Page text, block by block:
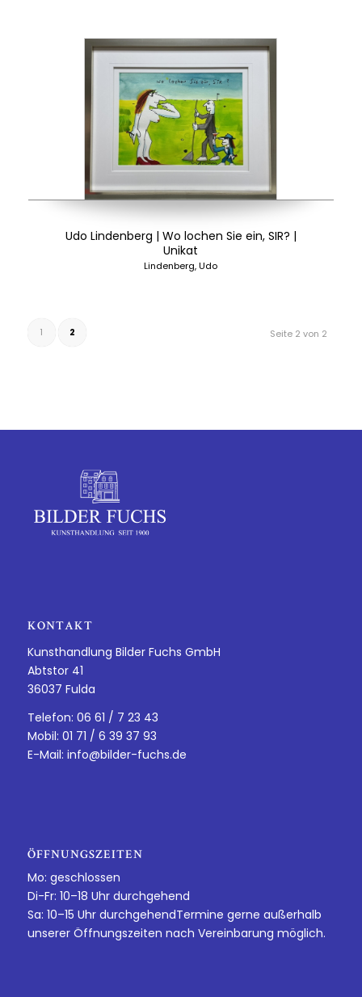
Udo Lindenberg | Wo lochen Sie ein, SIR? |
Unikat
Lindenberg, Udo
Seite 2 von 2
1 2
KONTAKT
Kunsthandlung Bilder Fuchs GmbH
Abtstor 41
36037 Fulda
Telefon: 06 61 / 7 23 43
Mobil: 01 71 / 6 39 37 93
E-Mail: info@bilder-fuchs.de
ÖFFNUNGSZEITEN
Mo: geschlossen
Di-Fr: 10–18 Uhr durchgehend
Sa: 10–15 Uhr durchgehendTermine gerne außerhalb
unserer Öffnungszeiten nach Vereinbarung möglich.